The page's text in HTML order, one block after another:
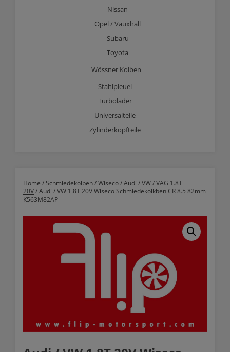
Nissan
Opel / Vauxhall
Subaru
Toyota
Wössner Kolben
Stahlpleuel
Turbolader
Universalteile
Zylinderkopfteile
Home /Schmiedekolben/Wiseco/Audi / VW/VAG 1.8T
20V/ Audi / VW 1.8T 20V Wiseco Schmiedekolkben CR 8.5 82mm
K563M82AP